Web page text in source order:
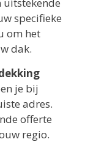
uitstekende
specifieke
om het
dak.
je bij
adres.
offerte
regio.